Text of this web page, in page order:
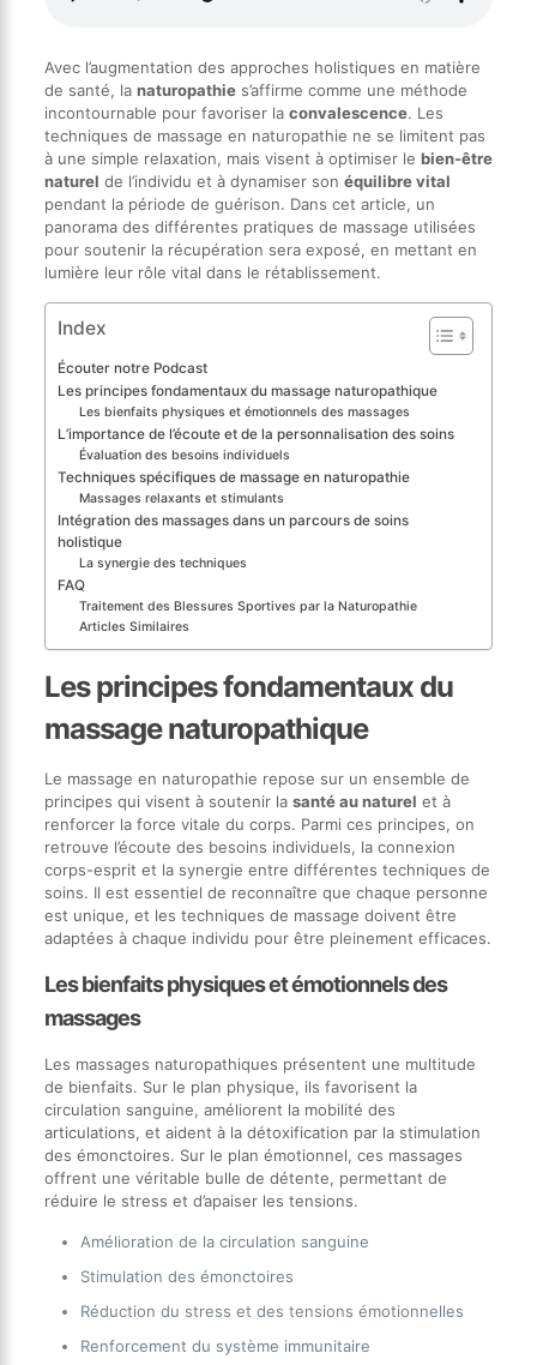
Avec l’augmentation des approches holistiques en matière
de santé, la naturopathies’affirme comme une méthode
incontournable pour favoriser la convalescence. Les
techniques de massage en naturopathie ne se limitent pas
à une simple relaxation, mais visent à optimiser le bien-être
naturel de l’individu et à dynamiser son équilibre vital
pendant la période de guérison. Dans cet article, un
panorama des différentes pratiques de massage utilisées
pour soutenir la récupération sera exposé, en mettant en
lumière leur rôle vital dans le rétablissement.
Index
Écouter notre Podcast
Les principes fondamentaux du massage naturopathique
Les bienfaits physiques et émotionnels des massages
L’importance de l’écoute et de la personnalisation des soins
Évaluation des besoins individuels
Techniques spécifiques de massage en naturopathie
Massages relaxants et stimulants
Intégration des massages dans un parcours de soins
holistique
La synergie des techniques
FAQ
Traitement des Blessures Sportives par la Naturopathie
Articles Similaires
Les principes fondamentaux du
massage naturopathique
Le massage en naturopathie repose sur un ensemble de
principes qui visent à soutenir la santé au naturel et à
renforcer la force vitale du corps. Parmi ces principes, on
retrouve l’écoute des besoins individuels, la connexion
corps-esprit et la synergie entre différentes techniques de
soins. Il est essentiel de reconnaître que chaque personne
est unique, et les techniques de massage doivent être
adaptées à chaque individu pour être pleinement efficaces.
Les bienfaits physiques et émotionnels des
massages
Les massages naturopathiques présentent une multitude
de bienfaits. Sur le plan physique, ils favorisent la
circulation sanguine, améliorent la mobilité des
articulations, et aident à la détoxification par la stimulation
des émonctoires. Sur le plan émotionnel, ces massages
offrent une véritable bulle de détente, permettant de
réduire le stress et d’apaiser les tensions.
Amélioration de la circulation sanguine
Stimulation des émonctoires
Réduction du stress et des tensions émotionnelles
Renforcement du système immunitaire